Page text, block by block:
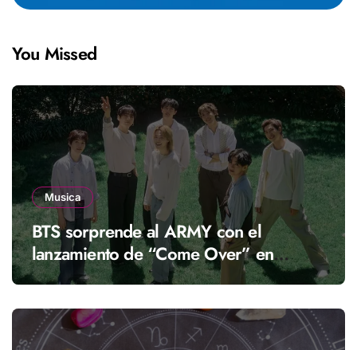
You Missed
Musica
BTS sorprende al ARMY con el
lanzamiento de “Come Over” en
streaming